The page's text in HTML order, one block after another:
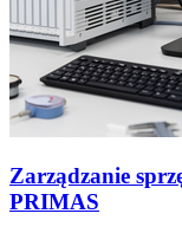
Zarządzanie
PRIMAS